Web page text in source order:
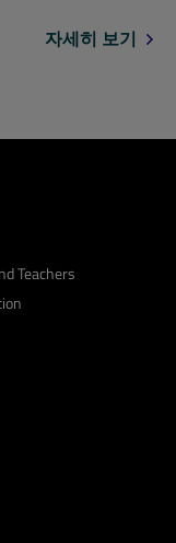
자세히 보기
Teachers